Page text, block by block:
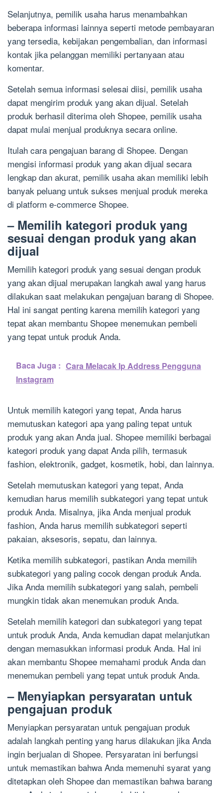
Selanjutnya, pemilik usaha harus menambahkan
beberapa informasi lainnya seperti metode pembayaran
yang tersedia, kebijakan pengembalian, dan informasi
kontak jika pelanggan memiliki pertanyaan atau
komentar.
Setelah semua informasi selesai diisi, pemilik usaha
dapat mengirim produk yang akan dijual. Setelah
produk berhasil diterima oleh Shopee, pemilik usaha
dapat mulai menjual produknya secara online.
Itulah cara pengajuan barang di Shopee. Dengan
mengisi informasi produk yang akan dijual secara
lengkap dan akurat, pemilik usaha akan memiliki lebih
banyak peluang untuk sukses menjual produk mereka
di platform e-commerce Shopee.
– Memilih kategori produk yang
sesuai dengan produk yang akan
dijual
Memilih kategori produk yang sesuai dengan produk
yang akan dijual merupakan langkah awal yang harus
dilakukan saat melakukan pengajuan barang di Shopee.
Hal ini sangat penting karena memilih kategori yang
tepat akan membantu Shopee menemukan pembeli
yang tepat untuk produk Anda.
Baca Juga : Cara Melacak Ip Address Pengguna
Instagram
Untuk memilih kategori yang tepat, Anda harus
memutuskan kategori apa yang paling tepat untuk
produk yang akan Anda jual. Shopee memiliki berbagai
kategori produk yang dapat Anda pilih, termasuk
fashion, elektronik, gadget, kosmetik, hobi, dan lainnya.
Setelah memutuskan kategori yang tepat, Anda
kemudian harus memilih subkategori yang tepat untuk
produk Anda. Misalnya, jika Anda menjual produk
fashion, Anda harus memilih subkategori seperti
pakaian, aksesoris, sepatu, dan lainnya.
Ketika memilih subkategori, pastikan Anda memilih
subkategori yang paling cocok dengan produk Anda.
Jika Anda memilih subkategori yang salah, pembeli
mungkin tidak akan menemukan produk Anda.
Setelah memilih kategori dan subkategori yang tepat
untuk produk Anda, Anda kemudian dapat melanjutkan
dengan memasukkan informasi produk Anda. Hal ini
akan membantu Shopee memahami produk Anda dan
menemukan pembeli yang tepat untuk produk Anda.
– Menyiapkan persyaratan untuk
pengajuan produk
Menyiapkan persyaratan untuk pengajuan produk
adalah langkah penting yang harus dilakukan jika Anda
ingin berjualan di Shopee. Persyaratan ini berfungsi
untuk memastikan bahwa Anda memenuhi syarat yang
ditetapkan oleh Shopee dan memastikan bahwa barang